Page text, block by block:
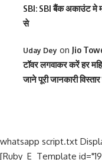
SBI: SBI बैंक अकाउंट मे
से
Uday Dey on Jio
टॉवर लगवाकर करें हर
जाने पूरी जानकारी
whatsapp script.txt
[Ruby_E_Template